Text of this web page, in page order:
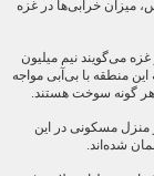
میزان خرابی‌ها در غزه
می‌گویند نیم میلیون
منطقه با بی‌آبی مواجه
هر گونه سوخت هستند.
منزل مسکونی در این
شده‌اند.